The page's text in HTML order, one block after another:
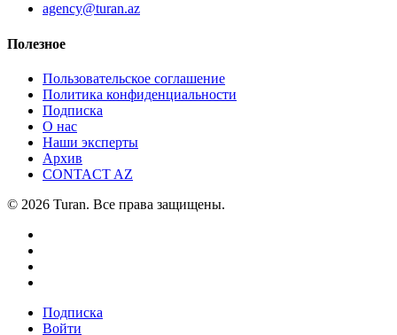
agency@turan.az
Полезное
Пользовательское соглашение
Политика конфиденциальности
Подписка
О нас
Наши эксперты
Архив
CONTACT AZ
© 2026 Turan. Все права защищены.
Подписка
Войти